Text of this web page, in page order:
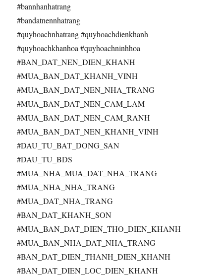
#bannhanhatrang
#bandatnennhatrang
#quyhoachnhatrang #quyhoachdienkhanh
#quyhoachkhanhoa #quyhoachninhhoa
#BAN_DAT_NEN_DIEN_KHANH
#MUA_BAN_DAT_KHANH_VINH
#MUA_BAN_DAT_NEN_NHA_TRANG
#MUA_BAN_DAT_NEN_CAM_LAM
#MUA_BAN_DAT_NEN_CAM_RANH
#MUA_BAN_DAT_NEN_KHANH_VINH
#DAU_TU_BAT_DONG_SAN
#DAU_TU_BDS
#MUA_NHA_MUA_DAT_NHA_TRANG
#MUA_NHA_NHA_TRANG
#MUA_DAT_NHA_TRANG
#BAN_DAT_KHANH_SON
#MUA_BAN_DAT_DIEN_THO_DIEN_KHANH
#MUA_BAN_NHA_DAT_NHA_TRANG
#BAN_DAT_DIEN_THANH_DIEN_KHANH
#BAN_DAT_DIEN_LOC_DIEN_KHANH